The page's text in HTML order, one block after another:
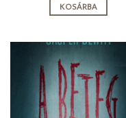
KOSÁRBA